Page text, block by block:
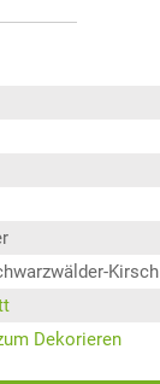
Kirsch
Dekorieren